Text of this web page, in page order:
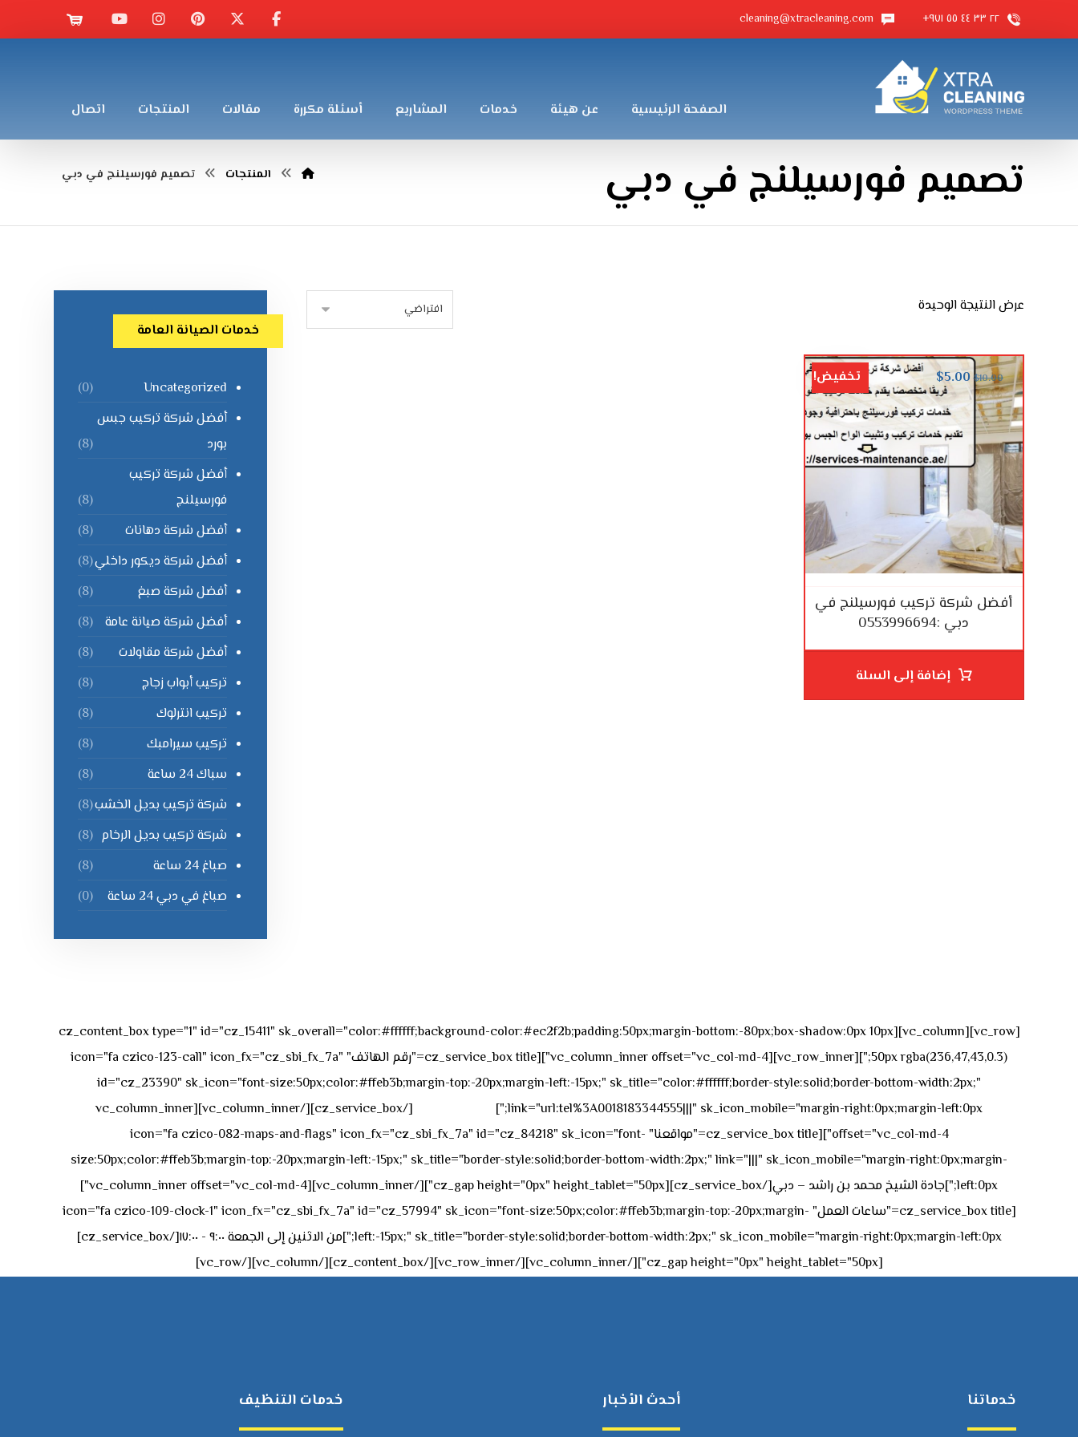
٢٢ ٣٣ ٤٤ ٥٥ ٩٧١+ cleaning@xtracleaning.com
الصفحة الرئيسية عن هيئة خدمات المشاريع أسئلة مكررة مقالات المنتجات اتصال
تصميم فورسيلنج في دبي المنتجات تصميم فورسيلنج في دبي
عرض النتيجة الوحيدة
أفضل شركة تركيب فورسيلنج في
دبي :0553996694
$10.00
$5.00 تخفيض!
إضافة إلى السلة
خدمات الصيانة العامة
Uncategorized
(0)
أفضل شركة تركيب جبس
بورد
(8)
أفضل شركة تركيب
فورسيلنج
(8)
أفضل شركة دهانات
(8)
أفضل شركة ديكور داخلي(8)
أفضل شركة صبغ
(8)
أفضل شركة صيانة عامة
(8)
أفضل شركة مقاولات
(8)
تركيب أبواب زجاج
(8)
تركيب انترلوك
(8)
تركيب سيرامبك
(8)
سباك 24 ساعة
(8)
شركة تركيب بديل الخشب(8)
شركة تركيب بديل الرخام (8)
صباغ 24 ساعة
(8)
صباغ في دبي 24 ساعة
(0)
[vc_row][vc_column][cz_content_box type="1" id="cz_15411" sk_overall="color:#ffffff;background-color:#ec2f2b;padding:50px;margin-bottom:-80px;box-shadow:0px 10px
50px rgba(236,47,43,0.3);"][vc_row_inner][vc_column_inner offset="vc_col-md-4"][cz_service_box title="رقم الهاتف" icon="fa czico-123-call" icon_fx="cz_sbi_fx_7a"
id="cz_23390" sk_icon="font-size:50px;color:#ffeb3b;margin-top:-20px;margin-left:-15px;" sk_title="color:#ffffff;border-style:solid;border-bottom-width:2px;"
link="url:tel%3A0018183344555|||" sk_icon_mobile="margin-right:0px;margin-left:0px;"]
[/cz_service_box][/vc_column_inner][vc_column_inner
offset="vc_col-md-4"][cz_service_box title="مواقعنا" icon="fa czico-082-maps-and-flags" icon_fx="cz_sbi_fx_7a" id="cz_84218" sk_icon="font-
size:50px;color:#ffeb3b;margin-top:-20px;margin-left:-15px;" sk_title="border-style:solid;border-bottom-width:2px;" link="|||" sk_icon_mobile="margin-right:0px;margin-
left:0px;"]جادة الشيخ محمد بن راشد – دبي[/cz_service_box][cz_gap height="0px" height_tablet="50px"][/vc_column_inner][vc_column_inner offset="vc_col-md-4"]
[cz_service_box title="ساعات العمل" icon="fa czico-109-clock-1" icon_fx="cz_sbi_fx_7a" id="cz_57994" sk_icon="font-size:50px;color:#ffeb3b;margin-top:-20px;margin-
left:-15px;" sk_title="border-style:solid;border-bottom-width:2px;" sk_icon_mobile="margin-right:0px;margin-left:0px;"]من الاثنين إلى الجمعة ٩:٠٠ - ١٧:٠٠[/cz_service_box]
[cz_gap height="0px" height_tablet="50px"][/vc_column_inner][/vc_row_inner][/cz_content_box][/vc_column][/vc_row]
خدماتنا أحدث الأخبار خدمات التنظيف